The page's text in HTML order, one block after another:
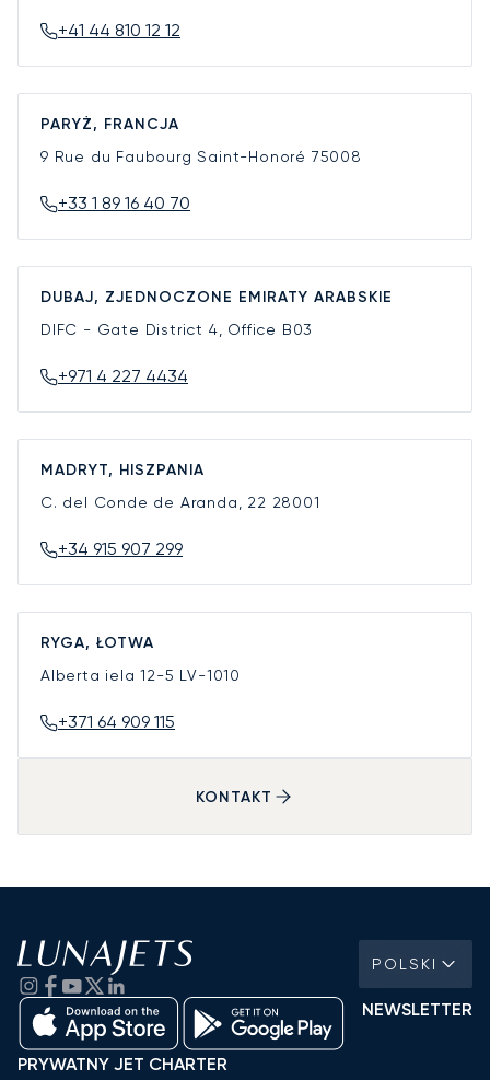
+41 44 810 12 12
PARYŻ, FRANCJA
9 Rue du Faubourg Saint-Honoré 75008
+33 1 89 16 40 70
DUBAJ, ZJEDNOCZONE EMIRATY ARABSKIE
DIFC - Gate District 4, Office B03
+971 4 227 4434
MADRYT, HISZPANIA
C. del Conde de Aranda, 22 28001
+34 915 907 299
RYGA, ŁOTWA
Alberta iela 12-5 LV-1010
+371 64 909 115
KONTAKT
POLSKI
NEWSLETTER
PRYWATNY JET CHARTER